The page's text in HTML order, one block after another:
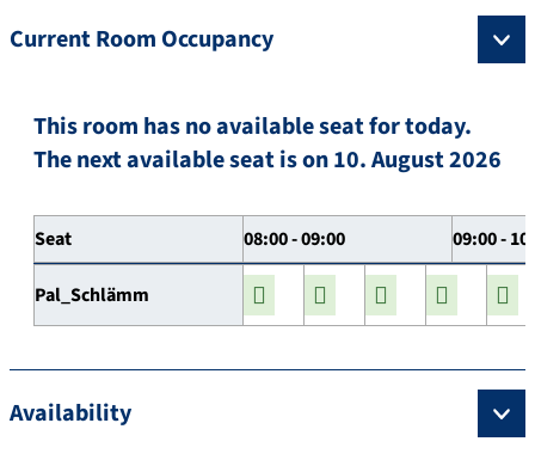
Current Room Occupancy
This room has no available seat for today.
The next available seat is on 10. August 2026
Seat 08:00 - 09:00 09:00 -
Pal_Schlämm
Availability